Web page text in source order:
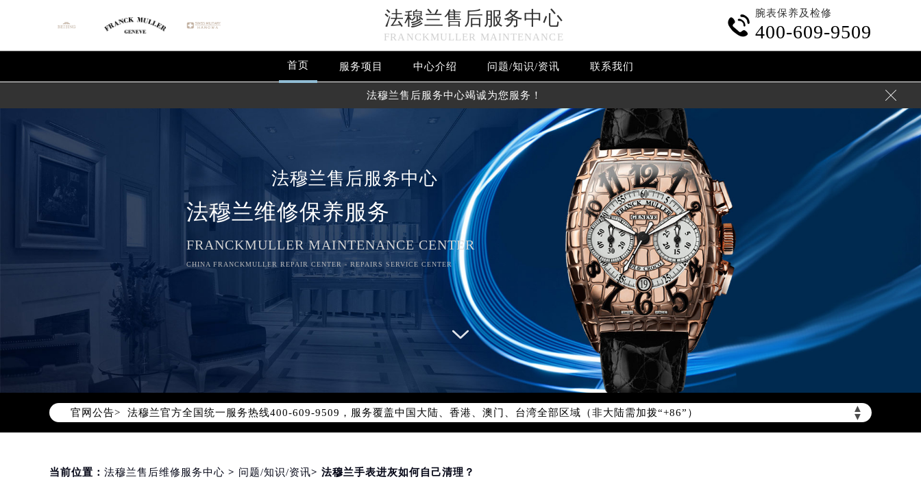
法穆兰售后服务中心
FRANCKMULLER MAINTENANCE

腕表保养及检修
400-609-9509
首页 服务项目 中心介绍 问题/知识/资讯 联系我们
法穆兰售后服务中心竭诚为您服务！ 
法穆兰售后服务中心
法穆兰维修保养服务
FRANCKMULLER MAINTENANCE CENTER
CHINA FRANCKMULLER REPAIR CENTER - REPAIRS SERVICE CENTER
官网公告> ▲
▼
2026年8月法穆兰中国区售后服务网络优化升级公告
2026年8月法穆兰全国官方售后客户服务热线：400-609-9509
法穆兰官方全国统一服务热线400-609-9509，服务覆盖中国大陆、香港、澳门、台湾全部区域（非大陆需加拨“+86”）
2026年8月法穆兰售后服务中心最新网点地址：
北京市朝阳区建国门外大街甲6号华熙国际中心写字楼D座11层1102室（北京总部）（需提前预约）
天津市和平区赤峰道136号天津国际金融中心写字楼26层2603室（需提前预约）
当前位置： 法穆兰售后维修服务中心 > 问题/知识/资讯> 法穆兰手表进灰如何自己清理？